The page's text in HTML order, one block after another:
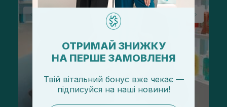
ОТРИМАЙ ЗНИЖКУ
НА ПЕРШЕ ЗАМОВЛЕНЯ
Твій вітальний бонус вже чекає —
підписуйся на наші новини!